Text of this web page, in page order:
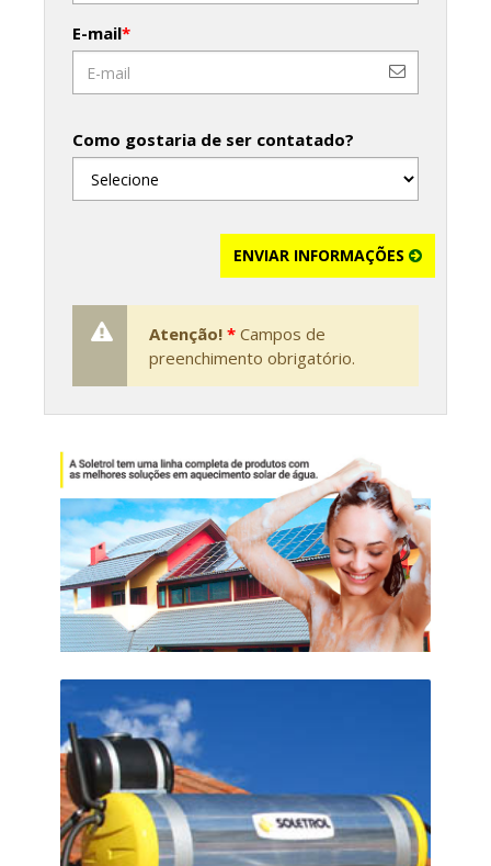
E-mail*
Como gostaria de ser contatado?
ENVIAR INFORMAÇÕES
Atenção! * Campos de
preenchimento obrigatório.